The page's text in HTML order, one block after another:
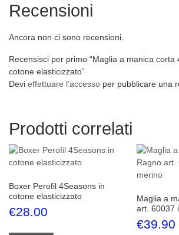
Recensioni
Ancora non ci sono recensioni.
Recensisci per primo “Maglia a manica corta
cotone elasticizzato”
Devi effettuare l’accesso per pubblicare una
Prodotti correlati
Boxer Perofil 4Seasons in
cotone elasticizzato
€28.00
Questo prodotto ha più varianti.
Maglia a
art. 60037
€39.90